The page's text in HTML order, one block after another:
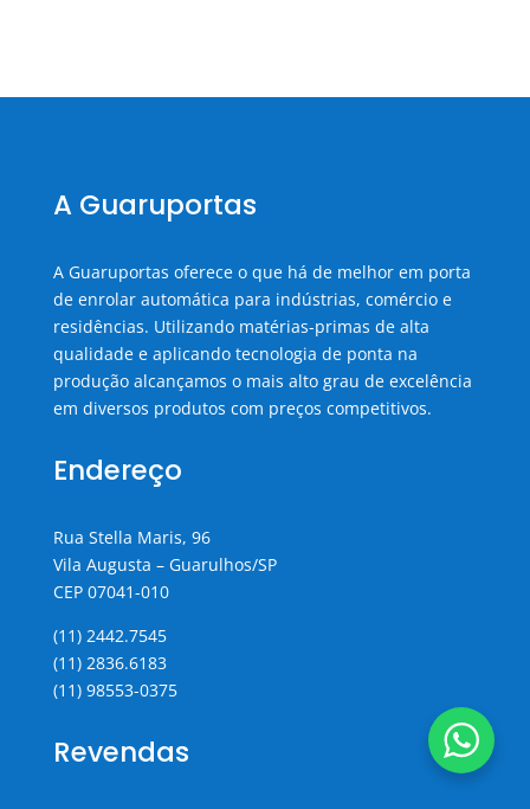
A Guaruportas
A Guaruportas oferece o que há de melhor em porta
de enrolar automática para indústrias, comércio e
residências. Utilizando matérias-primas de alta
qualidade e aplicando tecnologia de ponta na
produção alcançamos o mais alto grau de excelência
em diversos produtos com preços competitivos.
Endereço
Rua Stella Maris, 96
Vila Augusta – Guarulhos/SP
CEP 07041-010
(11) 2442.7545
(11) 2836.6183
(11) 98553-0375
Revendas